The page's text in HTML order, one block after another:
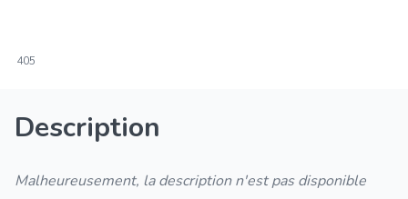
405
Description
Malheureusement, la description n'est pas disponible